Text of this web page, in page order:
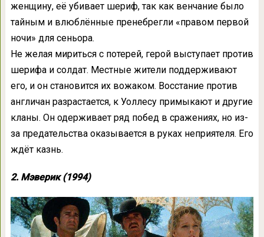
женщину, её убивает шериф, так как венчание было
тайным и влюблённые пренебрегли «правом первой
ночи» для сеньора.
Не желая мириться с потерей, герой выступает против
шерифа и солдат. Местные жители поддерживают
его, и он становится их вожаком. Восстание против
англичан разрастается, к Уоллесу примыкают и другие
кланы. Он одерживает ряд побед в сражениях, но из-
за предательства оказывается в руках неприятеля. Его
ждёт казнь.
2. Мэверик (1994)